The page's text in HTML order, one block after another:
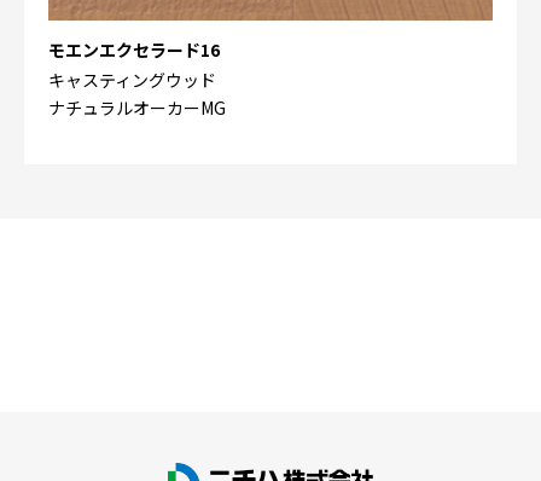
モエンエクセラード16
キャスティングウッド
ナチュラルオーカーMG